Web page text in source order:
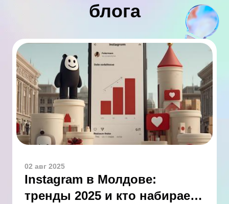
блога
02 авг 2025
Instagram в Молдове:
тренды 2025 и кто набирает